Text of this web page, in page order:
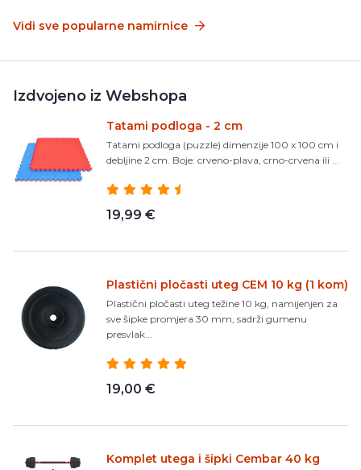
Vidi sve popularne namirnice
Izdvojeno iz Webshopa
Tatami podloga - 2 cm
Tatami podloga (puzzle) dimenzije 100 x 100 cm i
debljine 2 cm. Boje: crveno-plava, crno-crvena ili ...
19,99 €
Plastični pločasti uteg CEM 10 kg (1 kom)
Plastični pločasti uteg težine 10 kg, namijenjen za
sve šipke promjera 30 mm, sadrži gumenu
presvlak...
19,00 €
Komplet utega i šipki Cembar 40 kg